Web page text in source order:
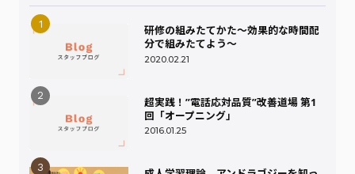
2020.02.21
研修の組みたてかた～効果的な時間配
分で組みたてよう～
2016.01.25
超実践！”電話応対品質”改善道場 第1
回「オープニング」